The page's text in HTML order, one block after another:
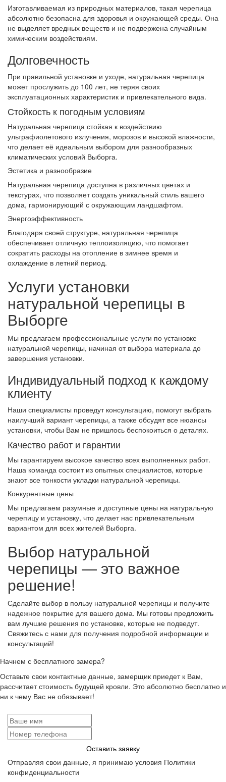
Изготавливаемая из природных материалов, такая черепица
абсолютно безопасна для здоровья и окружающей среды. Она
не выделяет вредных веществ и не подвержена случайным
химическим воздействиям.
Долговечность
При правильной установке и уходе, натуральная черепица
может прослужить до 100 лет, не теряя своих
эксплуатационных характеристик и привлекательного вида.
Стойкость к погодным условиям
Натуральная черепица стойкая к воздействию
ультрафиолетового излучения, морозов и высокой влажности,
что делает её идеальным выбором для разнообразных
климатических условий Выборга.
Эстетика и разнообразие
Натуральная черепица доступна в различных цветах и
текстурах, что позволяет создать уникальный стиль вашего
дома, гармонирующий с окружающим ландшафтом.
Энергоэффективность
Благодаря своей структуре, натуральная черепица
обеспечивает отличную теплоизоляцию, что помогает
сократить расходы на отопление в зимнее время и
охлаждение в летний период.
Услуги установки
натуральной черепицы в
Выборге
Мы предлагаем профессиональные услуги по установке
натуральной черепицы, начиная от выбора материала до
завершения установки.
Индивидуальный подход к каждому
клиенту
Наши специалисты проведут консультацию, помогут выбрать
наилучший вариант черепицы, а также обсудят все нюансы
установки, чтобы Вам не пришлось беспокоиться о деталях.
Качество работ и гарантии
Мы гарантируем высокое качество всех выполненных работ.
Наша команда состоит из опытных специалистов, которые
знают все тонкости укладки натуральной черепицы.
Конкурентные цены
Мы предлагаем разумные и доступные цены на натуральную
черепицу и установку, что делает нас привлекательным
вариантом для всех жителей Выборга.
Выбор натуральной
черепицы — это важное
решение!
Сделайте выбор в пользу натуральной черепицы и получите
надежное покрытие для вашего дома. Мы готовы предложить
вам лучшие решения по установке, которые не подведут.
Свяжитесь с нами для получения подробной информации и
консультаций!
Начнем с бесплатного замера?
Оставьте свои контактные данные, замерщик приедет к Вам,
рассчитает стоимость будущей кровли. Это абсолютно бесплатно и
ни к чему Вас не обязывает!
Оставить заявку
Отправляя свои данные, я принимаю условия Политики
конфиденциальности